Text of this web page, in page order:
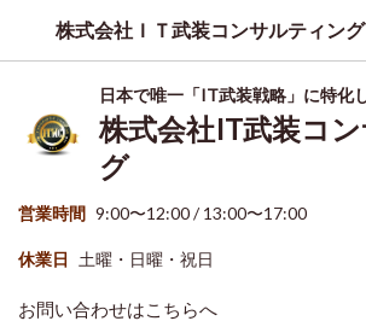
株式会社ＩＴ武装コンサルティング
日本で唯一「IT武装戦略」に特化
株式会社IT武装コ
グ
営業時間 9:00〜12:00 / 13:00〜17:00
休業日 土曜・日曜・祝日
お問い合わせはこちらへ